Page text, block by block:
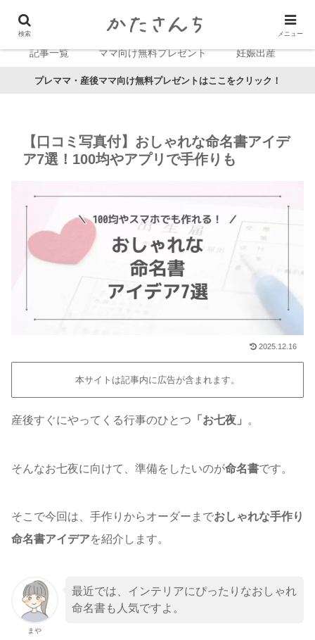
記事一覧 ママ向け無料プレゼント 妊娠出産
プレママ・産後ママ向け無料プレゼントはここをクリック！
【口コミ写真付】おしゃれな命名書アイデ
ア7選！100均やアプリで手作りも
2025.12.16
本サイトは記事内に広告が含まれます。
産後すぐにやってくる行事のひとつ 「お七夜」 。
そんなお七夜に向けて、準備をしたいのが命名書です。
そこで今回は、手作りからオーダーまでおしゃれな手作り
命名書アイデアを紹介します。
まや
最近では、インテリアにぴったりなおしゃれ
命名書も人気ですよ。
検索 メニュー